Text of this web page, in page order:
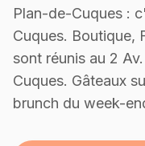
Plan-de-Cuques :
Cuques. Boutique,
sont réunis au 2
Cuques. Gâteaux
brunch du week-